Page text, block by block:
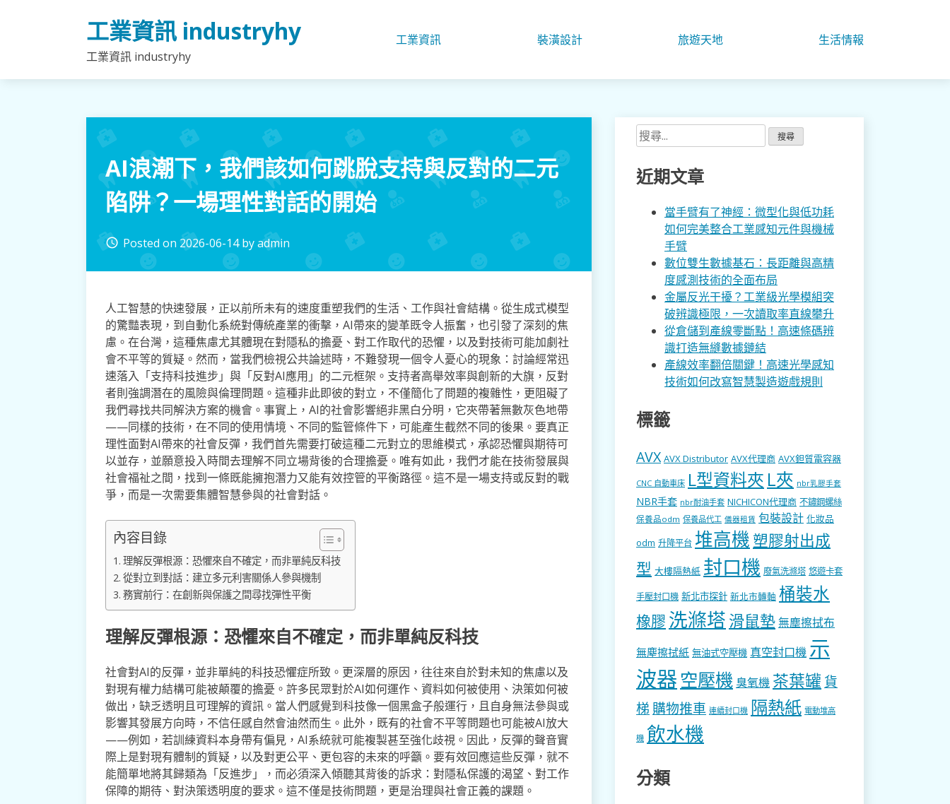
工業資訊 industryhy
工業資訊 industryhy
工業資訊 裝潢設計 旅遊天地 生活情報
AI浪潮下，我們該如何跳脫支持與反對的二元
陷阱？一場理性對話的開始
access_time Posted on2026-06-14byadmin
人工智慧的快速發展，正以前所未有的速度重塑我們的生活、工作與社會結構。從生成式模型
的驚豔表現，到自動化系統對傳統產業的衝擊，AI帶來的變革既令人振奮，也引發了深刻的焦
慮。在台灣，這種焦慮尤其體現在對隱私的擔憂、對工作取代的恐懼，以及對技術可能加劇社
會不平等的質疑。然而，當我們檢視公共論述時，不難發現一個令人憂心的現象：討論經常迅
速落入「支持科技進步」與「反對AI應用」的二元框架。支持者高舉效率與創新的大旗，反對
者則強調潛在的風險與倫理問題。這種非此即彼的對立，不僅簡化了問題的複雜性，更阻礙了
我們尋找共同解決方案的機會。事實上，AI的社會影響絕非黑白分明，它夾帶著無數灰色地帶
——同樣的技術，在不同的使用情境、不同的監管條件下，可能產生截然不同的後果。要真正
理性面對AI帶來的社會反彈，我們首先需要打破這種二元對立的思維模式，承認恐懼與期待可
以並存，並願意投入時間去理解不同立場背後的合理擔憂。唯有如此，我們才能在技術發展與
社會福祉之間，找到一條既能擁抱潛力又能有效控管的平衡路徑。這不是一場支持或反對的戰
爭，而是一次需要集體智慧參與的社會對話。
內容目錄
理解反彈根源：恐懼來自不確定，而非單純反科技
從對立到對話：建立多元利害關係人參與機制
務實前行：在創新與保護之間尋找彈性平衡
理解反彈根源：恐懼來自不確定，而非單純反科技
社會對AI的反彈，並非單純的科技恐懼症所致。更深層的原因，往往來自於對未知的焦慮以及
對現有權力結構可能被顛覆的擔憂。許多民眾對於AI如何運作、資料如何被使用、決策如何被
做出，缺乏透明且可理解的資訊。當人們感覺到科技像一個黑盒子般運行，且自身無法參與或
影響其發展方向時，不信任感自然會油然而生。此外，既有的社會不平等問題也可能被AI放大
——例如，若訓練資料本身帶有偏見，AI系統就可能複製甚至強化歧視。因此，反彈的聲音實
際上是對現有體制的質疑，以及對更公平、更包容的未來的呼籲。要有效回應這些反彈，就不
能簡單地將其歸類為「反進步」，而必須深入傾聽其背後的訴求：對隱私保護的渴望、對工作
保障的期待、對決策透明度的要求。這不僅是技術問題，更是治理與社會正義的課題。
搜
尋
關
鍵
近期文章
當手臂有了神經：微型化與低功耗
如何完美整合工業感知元件與機械
手臂
數位雙生數據基石：長距離與高精
度感測技術的全面布局
金屬反光干擾？工業級光學模組突
破辨識極限，一次讀取率直線攀升
從倉儲到產線零斷點！高速條碼辨
識打造無縫數據鏈結
產線效率翻倍關鍵！高速光學感知
技術如何改寫智慧製造遊戲規則
標籤
AVX AVX Distributor AVX代理商 AVX鉭質電容器
CNC 自動車床 L型資料夾 L夾 nbr乳膠手套
NBR手套 nbr耐油手套 NICHICON代理商 不鏽鋼螺絲
保養品odm 保養品代工 儀器租賃 包裝設計 化妝品
odm 升降平台 堆高機 塑膠射出成
型 大樓隔熱紙 封口機 廢氣洗滌塔 悠遊卡套
手壓封口機 新北市探針 新北市轉軸 桶裝水
橡膠 洗滌塔 滑鼠墊無塵擦拭布
無塵擦拭紙 無油式空壓機 真空封口機 示
波器 空壓機 臭氧機 茶葉罐 貨
梯 購物推車 連續封口機 隔熱紙 電動堆高
機 飲水機
分類